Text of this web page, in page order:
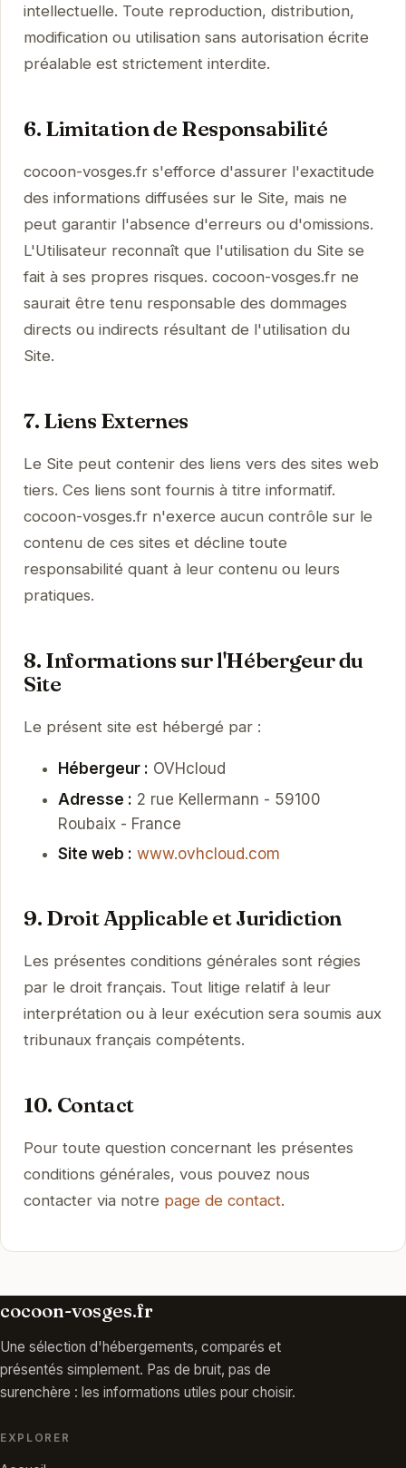
intellectuelle. Toute reproduction, distribution,
modification ou utilisation sans autorisation écrite
préalable est strictement interdite.
6. Limitation de Responsabilité
cocoon-vosges.fr s'efforce d'assurer l'exactitude
des informations diffusées sur le Site, mais ne
peut garantir l'absence d'erreurs ou d'omissions.
L'Utilisateur reconnaît que l'utilisation du Site se
fait à ses propres risques. cocoon-vosges.fr ne
saurait être tenu responsable des dommages
directs ou indirects résultant de l'utilisation du
Site.
7. Liens Externes
Le Site peut contenir des liens vers des sites web
tiers. Ces liens sont fournis à titre informatif.
cocoon-vosges.fr n'exerce aucun contrôle sur le
contenu de ces sites et décline toute
responsabilité quant à leur contenu ou leurs
pratiques.
8. Informations sur l'Hébergeur du
Site
Le présent site est hébergé par :
Hébergeur : OVHcloud
Adresse : 2 rue Kellermann - 59100
Roubaix - France
Site web : www.ovhcloud.com
9. Droit Applicable et Juridiction
Les présentes conditions générales sont régies
par le droit français. Tout litige relatif à leur
interprétation ou à leur exécution sera soumis aux
tribunaux français compétents.
10. Contact
Pour toute question concernant les présentes
conditions générales, vous pouvez nous
contacter via notre page de contact.
cocoon-vosges.fr
Une sélection d'hébergements, comparés et
présentés simplement. Pas de bruit, pas de
surenchère : les informations utiles pour choisir.
EXPLORER